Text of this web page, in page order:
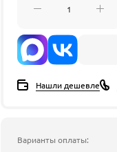
Нашли дешевле
Варианты оплаты: